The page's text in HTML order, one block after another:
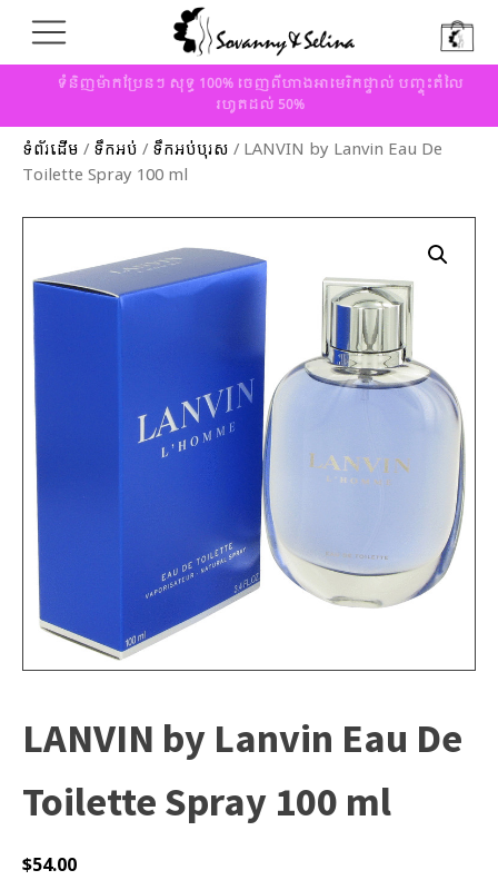
ទំនិញម៉ាកប្រែនៗ សុទ្ធ 100% ចេញពីហាងអាមេរិកផ្ទាល់ បញ្ចុះតំលៃ
រហូតដល់ 50%
ទំព័រដើម / ទឹកអប់ / ទឹកអប់បុរស / LANVIN by Lanvin Eau De
Toilette Spray 100 ml
LANVIN by Lanvin Eau De
Toilette Spray 100 ml
$54.00